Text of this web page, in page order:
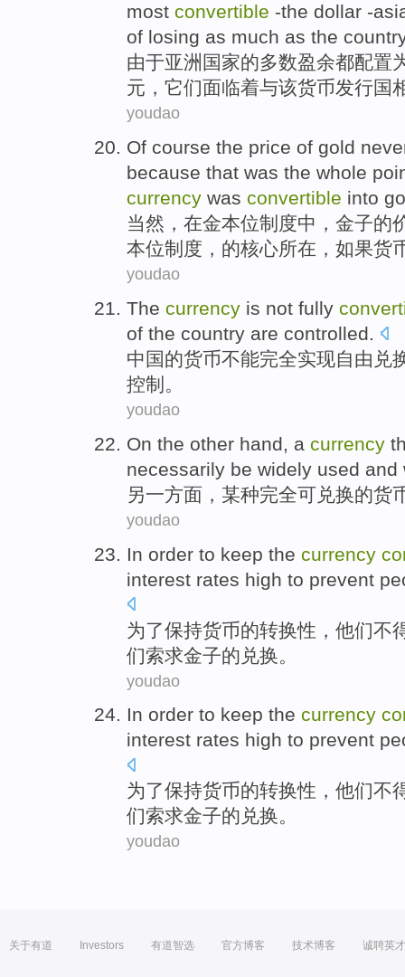
most convertible -the dollar -
of losing as much as the
由于亚洲国家的多数盈余都配置
元 ， 它们面临着与该货币发行国
youdao
Of course the price of gold
because that was the whole
currency was convertible into
当然 ， 在金本位制度中， 金子的
本位制度，的核心所在， 如果货
youdao
The currency is not fully
of the country are controlled.
中国的货币不能完全实现自由兑
控制。
youdao
On the other hand, a currency
necessarily be widely used and
另一方面， 某种完全可兑换的货
youdao
In order to keep the currency
interest rates high to prevent
为了保持货币的转换性， 他们不
们索求金子的 兑换。
youdao
In order to keep the currency
interest rates high to prevent
为了保持货币的转换性， 他们不
们索求金子的 兑换。
youdao
关于有道 Investors 有道智选 官方博客 技术博客 诚聘英才